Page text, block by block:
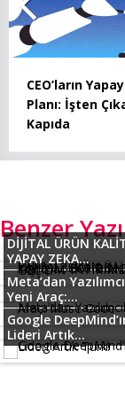
CEO’ların
Planı: İşten
Kapıda
Benzer
DİJİTAL ÜRÜN
YAPAY ZEKA...
Meta’dan
Yeni Araç:...
Google
Lideri Artık...